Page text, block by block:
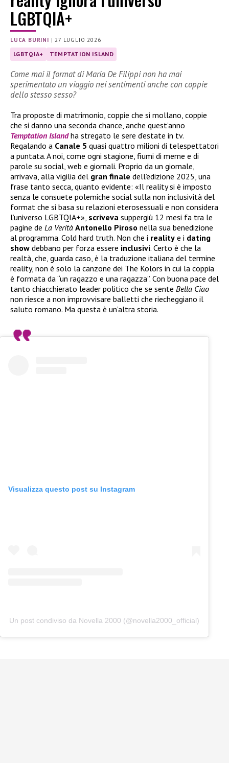
LGBTQIA+
LUCA BURINI | 27 LUGLIO 2026
LGBTQIA+ TEMPTATION ISLAND
Come mai il format di Maria De Filippi non ha mai
sperimentato un viaggio nei sentimenti anche con coppie
dello stesso sesso?
Tra proposte di matrimonio, coppie che si mollano, coppie
che si danno una seconda chance, anche quest’anno
Temptation Islandha stregato le sere d’estate in tv.
Regalando a Canale 5 quasi quattro milioni di telespettatori
a puntata. A noi, come ogni stagione, fiumi di meme e di
parole su social, web e giornali. Proprio da un giornale,
arrivava, alla vigilia del gran finale dell’edizione 2025, una
frase tanto secca, quanto evidente: «Il reality si è imposto
senza le consuete polemiche social sulla non inclusività del
format che si basa su relazioni eterosessuali e non considera
l’universo LGBTQIA+», scriveva suppergiù 12 mesi fa tra le
pagine de La Verità Antonello Piroso nella sua benedizione
al programma. Cold hard truth. Non che i reality e i dating
show debbano per forza essere inclusivi. Certo è che la
realtà, che, guarda caso, è la traduzione italiana del termine
reality, non è solo la canzone dei The Kolors in cui la coppia
è formata da “un ragazzo e una ragazza”. Con buona pace del
tanto chiacchierato leader politico che se sente Bella Ciao
non riesce a non improvvisare balletti che riecheggiano il
saluto romano. Ma questa è un’altra storia.
Visualizza questo post su Instagram
Un post condiviso da Novella 2000 (@novella2000_official)